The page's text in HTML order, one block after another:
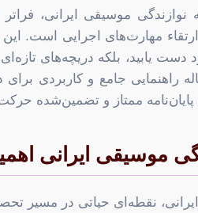
موسیقی ایرانی،
مهارت‌های اجرایی است.
یابید، بلکه دریچه‌های
راهنمایی جامع و کاربردی برای
ممتاز و تضمین‌شده
موسیقی ایرانی
نقطه‌ای حیاتی در مسیر